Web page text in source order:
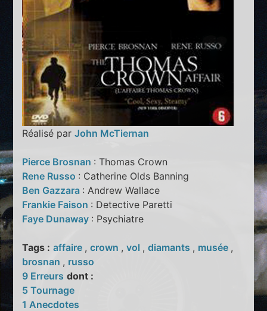
Réalisé parJohn McTiernan
Pierce Brosnan : Thomas Crown
Rene Russo : Catherine Olds Banning
Ben Gazzara : Andrew Wallace
Frankie Faison : Detective Paretti
Faye Dunaway : Psychiatre
Tags : affaire ,crown ,vol ,diamants , musée ,
brosnan , russo
9 Erreurs dont :
5 Tournage
1 Anecdotes